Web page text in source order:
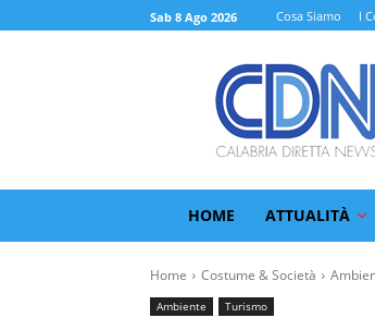
Sab 8 Ago 2026 Cosa Siamo I
HOME ATTUALITÀ
Home Costume & Società
Ambiente Turismo